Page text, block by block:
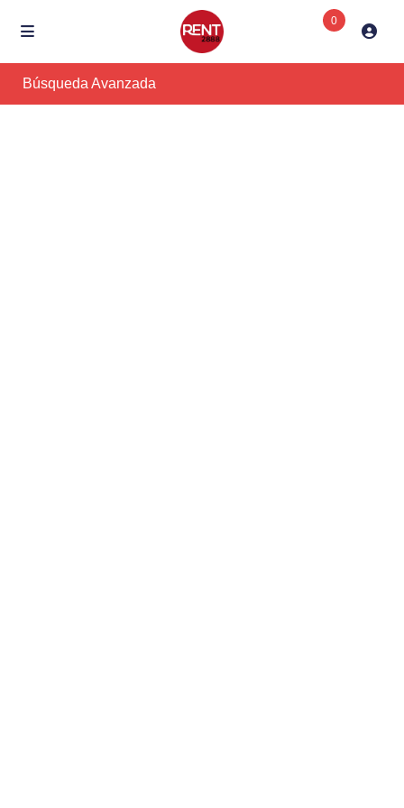
0
Búsqueda Avanzada